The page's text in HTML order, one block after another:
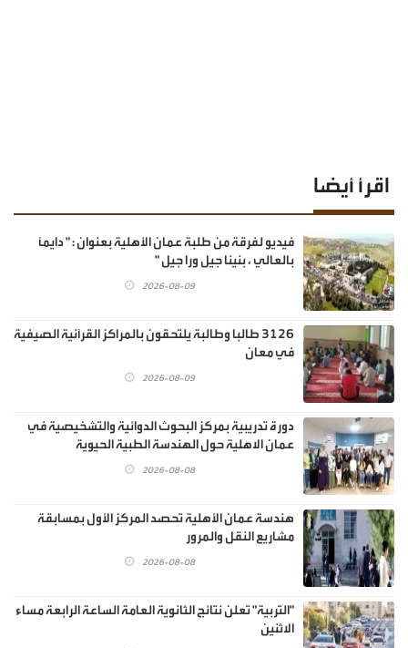
اقرأ أيضا
فيديو لفرقة من طلبة عمان الأهلية بعنوان : " دايماً
بالعالي ، بنينا جيل ورا جيل "
2026-08-09
3126 طالبا وطالبة يلتحقون بالمراكز القرآنية الصيفية
في معان
2026-08-09
دورة تدريبية بمركز البحوث الدوائية والتشخيصية في
عمان الاهلية حول الهندسة الطبية الحيوية
2026-08-08
هندسة عمان الأهلية تحصد المركز الأول بمسابقة
مشاريع النقل والمرور
2026-08-08
"التربية" تعلن نتائج الثانوية العامة الساعة الرابعة مساء
الاثنين